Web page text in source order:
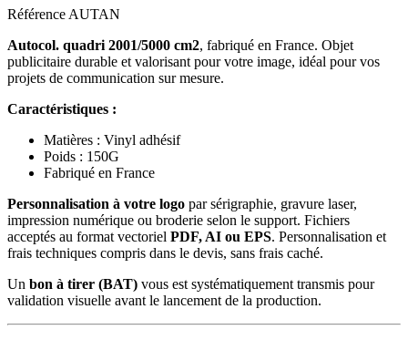
Référence AUTAN
Autocol. quadri 2001/5000 cm2, fabriqué en France. Objet
publicitaire durable et valorisant pour votre image, idéal pour vos
projets de communication sur mesure.
Caractéristiques :
Matières : Vinyl adhésif
Poids : 150G
Fabriqué en France
Personnalisation à votre logo par sérigraphie, gravure laser,
impression numérique ou broderie selon le support. Fichiers
acceptés au format vectoriel PDF, AI ou EPS. Personnalisation et
frais techniques compris dans le devis, sans frais caché.
Un bon à tirer (BAT) vous est systématiquement transmis pour
validation visuelle avant le lancement de la production.